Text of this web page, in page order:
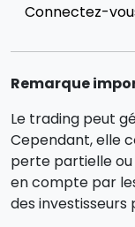
Connectez-
Remarque
Le trading peut
Cependant, elle
perte partielle
en compte par
des investisseurs